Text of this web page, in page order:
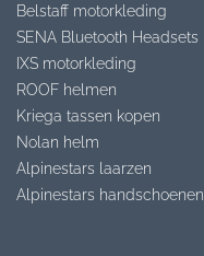
Belstaff motorkleding
SENA Bluetooth Headsets
IXS motorkleding
ROOF helmen
Kriega tassen kopen
Nolan helm
Alpinestars laarzen
Alpinestars handschoenen